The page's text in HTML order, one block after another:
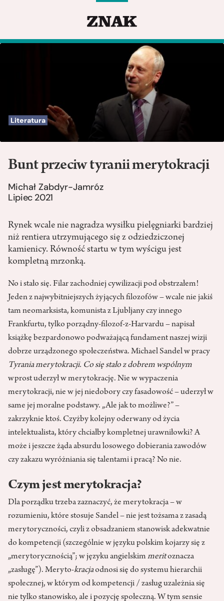
Literatura
Bunt przeciw tyranii merytokracji
Michał Zabdyr-Jamróz
Lipiec 2021
Rynek wcale nie nagradza wysiłku pielęgniarki bardziej
niż rentiera utrzymującego się z odziedziczonej
kamienicy. Równość startu w tym wyścigu jest
kompletną mrzonką.
No i stało się. Filar zachodniej cywilizacji pod obstrzałem!
Jeden z najwybitniejszych żyjących filozofów– wcale nie jakiś
tam neomarksista, komunista z Ljubljany czy innego
Frankfurtu, tylko porządny-filozof-z-Harvardu – napisał
książkę bezpardonowo podważającą fundament naszej wizji
dobrze urządzonego społeczeństwa. Michael Sandel w pracy
Tyrania merytokracji. Co się stało z dobrem wspólnym
wprost uderzył w merytokrację. Nie w wypaczenia
merytokracji, nie w jej niedobory czy fasadowość – uderzył w
same jej moralne podstawy. „Ale jak to możliwe?” –
zakrzyknie ktoś. Czyżby kolejny oderwany od życia
intelektualista, który chciałby kompletnej urawniłowki? A
może i jeszcze żąda absurdu losowego dobierania zawodów
czy zakazu wyróżniania się talentami i pracą? No nie.
Czym jest merytokracja?
Dla porządku trzeba zaznaczyć, że merytokracja – w
rozumieniu, które stosuje Sandel – nie jest tożsama z zasadą
merytoryczności, czyli z obsadzaniem stanowisk adekwatnie
do kompetencji (szczególnie w języku polskim kojarzy się z
„merytorycznością”; w języku angielskimmeritoznacza
„zasługę”). Meryto-kracjaodnosi się do systemu hierarchii
społecznej, w którym od kompetencji / zasług uzależnia się
nie tylko stanowisko, ale i pozycję społeczną. W tym sensie